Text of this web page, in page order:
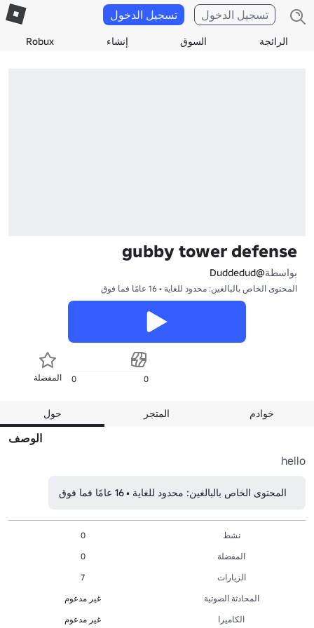
الرائجة السوق إنشاء Robux
تسجيل الدخول تسجيل الدخول
gubby tower defense
بواسطة@Duddedud
المحتوى الخاص بالبالغين: محدود للغاية • 16 عامًا فما فوق
المفضلة 0 0
حول المتجر خوادم
الوصف
hello
المحتوى الخاص بالبالغين: محدود للغاية • 16 عامًا فما فوق
نشط
0
المفضلة
0
الزيارات
7
المحادثة الصوتية
غير مدعوم
الكاميرا
غير مدعوم